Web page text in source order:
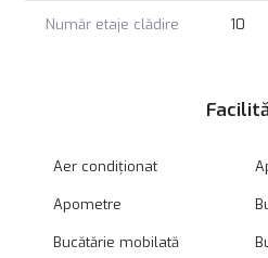
Număr etaje clădire 10
Aer condiționat
Apometre
Bucătărie mobilată